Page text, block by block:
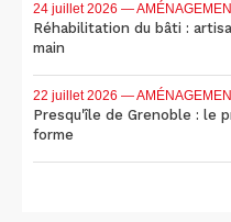
24 juillet 2026 —
Réhabilitation du bâti :
main
22 juillet 2026 —
Presqu'île de Grenoble : le
forme